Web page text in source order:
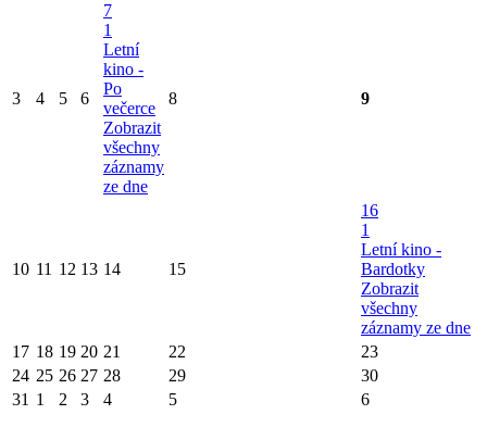
3 4 5 6
7
1
Letní
kino -
Po
večerce
Zobrazit
všechny
záznamy
ze dne
8 9
10 11 12 13 14 15
16
1
Letní kino -
Bardotky
Zobrazit
všechny
záznamy ze dne
17 18 19 20 21 22
23
24 25 26 27 28 29
30
31 1 2 3 4 5 6